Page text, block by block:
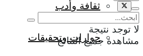
ثقافة وأدب
حوارات وتحقيقات
لا توجد نتيجة
مشاهدة جميع النتائج